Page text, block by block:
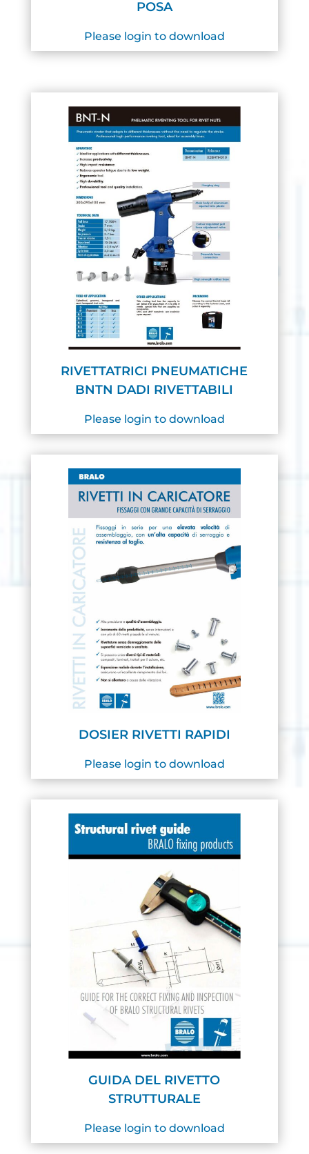
POSA
Please login to download
RIVETTATRICI PNEUMATICHE
BNTN DADI RIVETTABILI
Please login to download
DOSIER RIVETTI RAPIDI
Please login to download
GUIDA DEL RIVETTO
STRUTTURALE
Please login to download